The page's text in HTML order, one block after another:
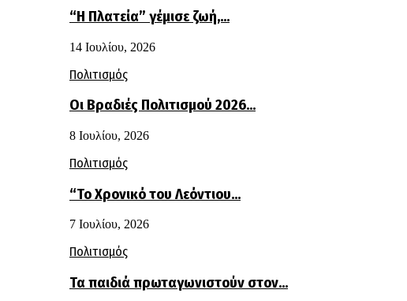
“Η Πλατεία” γέμισε ζωή,…
14 Ιουλίου, 2026
Πολιτισμός
Οι Βραδιές Πολιτισμού 2026…
8 Ιουλίου, 2026
Πολιτισμός
“Το Χρονικό του Λεόντιου…
7 Ιουλίου, 2026
Πολιτισμός
Τα παιδιά πρωταγωνιστούν στον…